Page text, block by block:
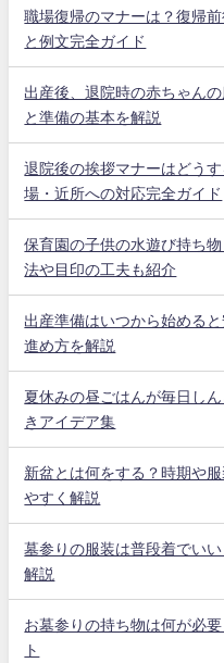
職場復帰のマナーは？復帰
と例文完全ガイド
出産後、退院時の赤ちゃん
と準備の基本を解説
退院後の挨拶マナーはどう
場・近所への対応完全ガイド
保育園の子供の水遊び持ち
法や目印の工夫も紹介
出産準備はいつから始める
進め方を解説
夏休みの昼ごはんが毎日し
きアイデア集
新盆とは何をする？時期や
やすく解説
墓参りの服装は普段着でい
解説
お墓参りの持ち物は何が必
ト